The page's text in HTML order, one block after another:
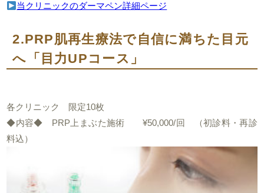
当クリニックのダーマペン詳細ページ
2.PRP肌再生療法で自信に満ちた目元
へ「目力UPコース」
各クリニック 限定10枚
◆内容◆ PRP上まぶた施術 ¥50,000/回 （初診料・再診
料込）